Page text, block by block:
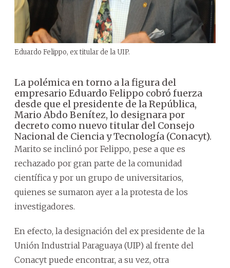
Eduardo Felippo, ex titular de la UIP.
La polémica en torno a la figura del
empresario Eduardo Felippo cobró fuerza
desde que el presidente de la República,
Mario Abdo Benítez, lo designara por
decreto como nuevo titular del Consejo
Nacional de Ciencia y Tecnología (Conacyt).
Marito se inclinó por Felippo, pese a que es
rechazado por gran parte de la comunidad
científica y por un grupo de universitarios,
quienes se sumaron ayer a la protesta de los
investigadores.
En efecto, la designación del ex presidente de la
Unión Industrial Paraguaya (UIP) al frente del
Conacyt puede encontrar, a su vez, otra